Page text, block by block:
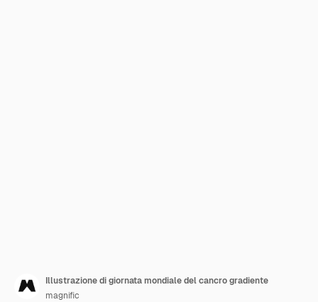
Illustrazione di giornata mondiale del cancro gradiente
magnific